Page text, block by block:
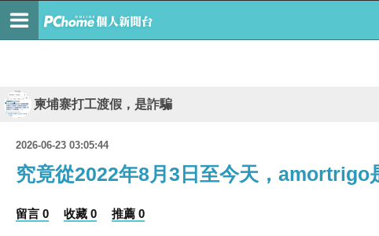
柬埔寨打工渡假，是詐騙
2026-06-23 03:05:44
究竟從2022年8月3日至今天，amortrigo
留言 0 收藏 0 推薦 0